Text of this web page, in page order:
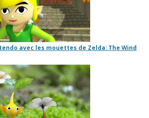
avec les mouettes de Zelda: The Wind